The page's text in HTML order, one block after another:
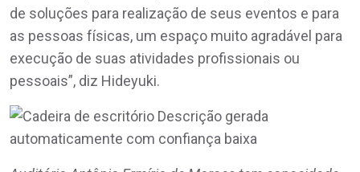
de soluções para realização de seus eventos e para
as pessoas físicas, um espaço muito agradável para
execução de suas atividades profissionais ou
pessoais”, diz Hideyuki.